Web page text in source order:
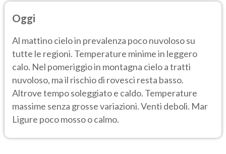
Oggi
Al mattino cielo in prevalenza poco nuvoloso su
tutte le regioni. Temperature minime in leggero
calo. Nel pomeriggio in montagna cielo a tratti
nuvoloso, ma il rischio di rovesci resta basso.
Altrove tempo soleggiato e caldo. Temperature
massime senza grosse variazioni. Venti deboli. Mar
Ligure poco mosso o calmo.